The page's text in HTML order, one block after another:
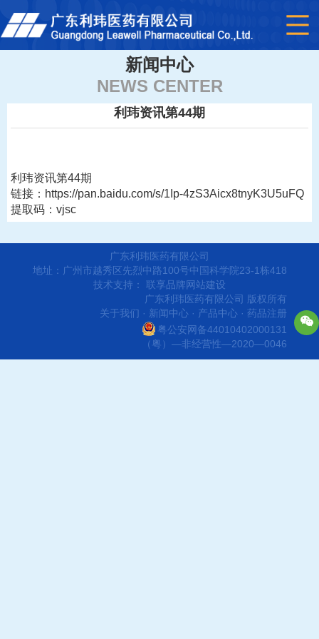
新闻中心
NEWS CENTER
利玮资讯第44期
利玮资讯第44期
链接：https://pan.baidu.com/s/1Ip-4zS3Aicx8tnyK3U5uFQ
提取码：vjsc
广东利玮医药有限公司
地址：广州市越秀区先烈中路100号中国科学院23-1栋418
技术支持： 联享品牌网站建设
广东利玮医药有限公司 版权所有
关于我们
· 新闻中心 · 产品中心 · 药品注册
粤公安网备44010402000131
（粤）—非经营性—2020—0046